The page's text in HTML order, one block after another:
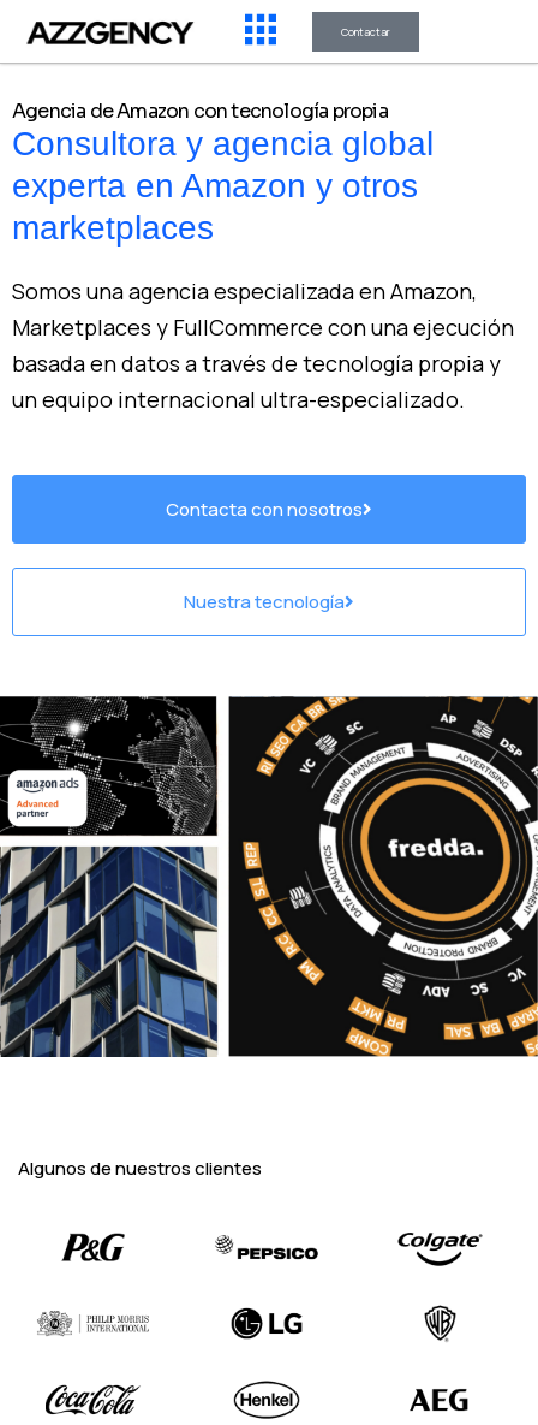
Contactar
Agencia de Amazon con tecnología propia
Consultora y agencia global
experta en Amazon y otros
marketplaces
Somos una agencia especializada en Amazon,
Marketplaces y FullCommerce con una ejecución
basada en datos a través de tecnología propia y
un equipo internacional ultra-especializado.
Contacta con nosotros
Nuestra tecnología
Algunos de nuestros clientes